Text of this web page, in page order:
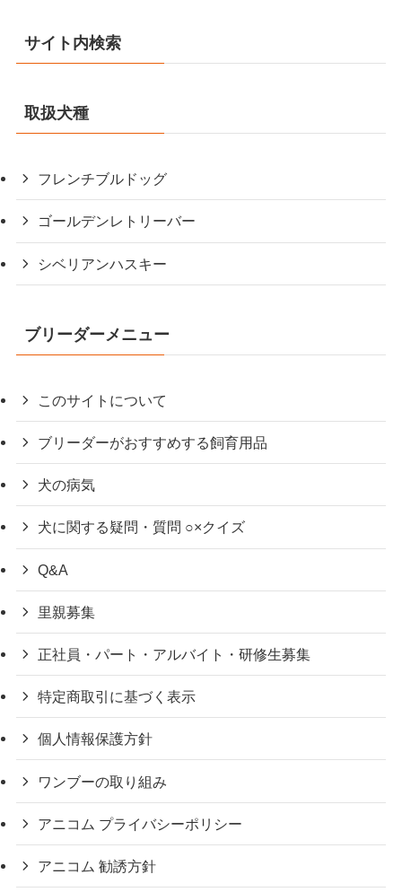
サイト内検索
取扱犬種
フレンチブルドッグ
ゴールデンレトリーバー
シベリアンハスキー
ブリーダーメニュー
このサイトについて
ブリーダーがおすすめする飼育用品
犬の病気
犬に関する疑問・質問 ○×クイズ
Q&A
里親募集
正社員・パート・アルバイト・研修生募集
特定商取引に基づく表示
個人情報保護方針
ワンブーの取り組み
アニコム プライバシーポリシー
アニコム 勧誘方針